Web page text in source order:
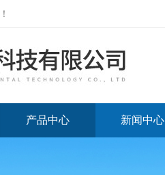
！
产品中心 新闻中心